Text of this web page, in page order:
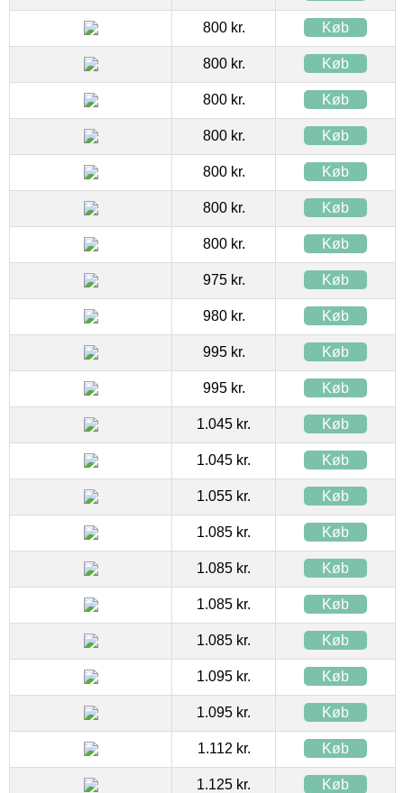
800 kr. Køb
800 kr. Køb
800 kr. Køb
800 kr. Køb
800 kr. Køb
800 kr. Køb
800 kr. Køb
975 kr. Køb
980 kr. Køb
995 kr. Køb
995 kr. Køb
1.045 kr. Køb
1.045 kr. Køb
1.055 kr. Køb
1.085 kr. Køb
1.085 kr. Køb
1.085 kr. Køb
1.085 kr. Køb
1.095 kr. Køb
1.095 kr. Køb
1.112 kr. Køb
1.125 kr. Køb